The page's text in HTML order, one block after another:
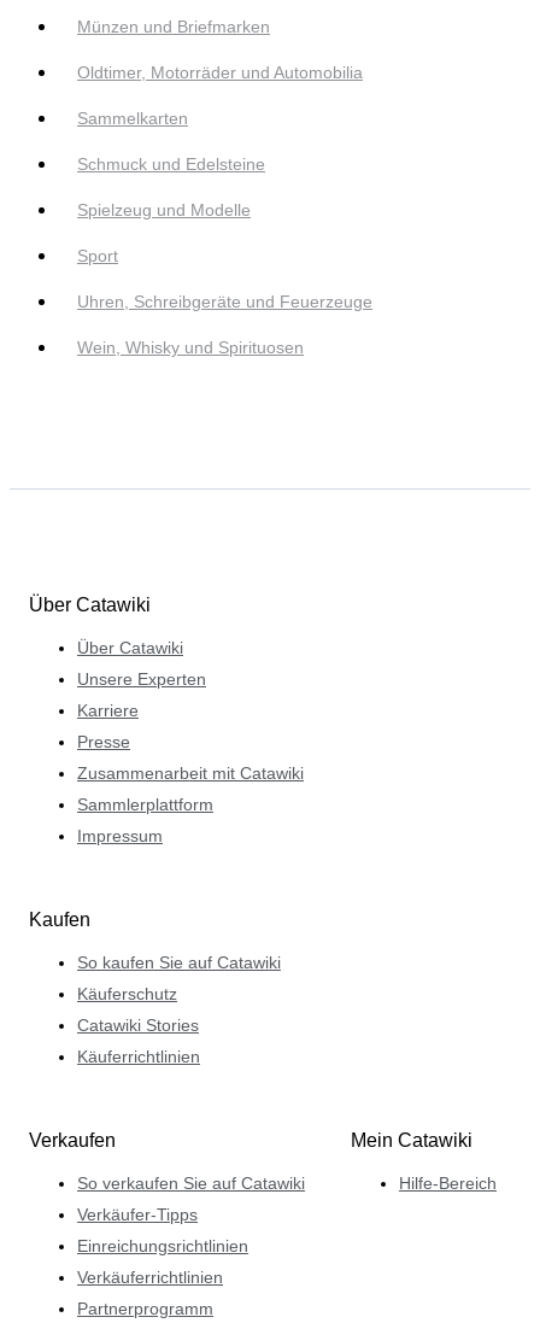
Münzen und Briefmarken
Oldtimer, Motorräder und Automobilia
Sammelkarten
Schmuck und Edelsteine
Spielzeug und Modelle
Sport
Uhren, Schreibgeräte und Feuerzeuge
Wein, Whisky und Spirituosen
Über Catawiki
Über Catawiki
Unsere Experten
Karriere
Presse
Zusammenarbeit mit Catawiki
Sammlerplattform
Impressum
Kaufen
So kaufen Sie auf Catawiki
Käuferschutz
Catawiki Stories
Käuferrichtlinien
Verkaufen
So verkaufen Sie auf Catawiki
Verkäufer-Tipps
Einreichungsrichtlinien
Verkäuferrichtlinien
Partnerprogramm
Mein Catawiki
Hilfe-Bereich